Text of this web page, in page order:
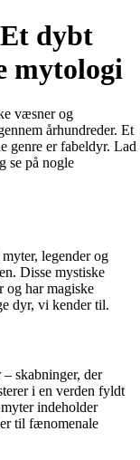
dybt
mytologi
væsner og
århundreder. Et
genre er fabeldyr. Lad
se på nogle
legender og
Disse mystiske
har magiske
dyr, vi kender til.
skabninger, der
i en verden fyldt
indeholder
til fænomenale